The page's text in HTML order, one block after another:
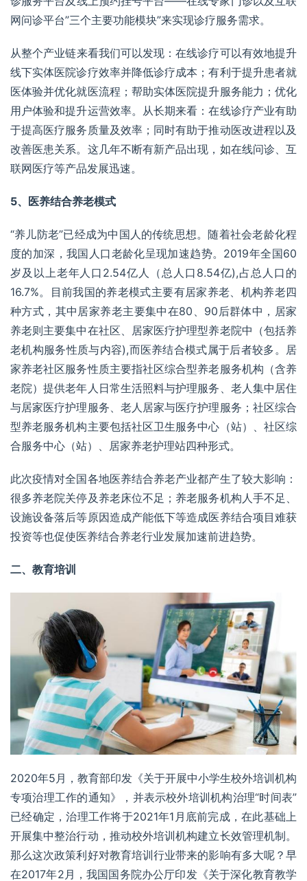
网问诊平台”三个主要功能模块”来实现诊疗服务需求。
从整个产业链来看我们可以发现：在线诊疗可以有效地提升
线下实体医院诊疗效率并降低诊疗成本；有利于提升患者就
医体验并优化就医流程；帮助实体医院提升服务能力；优化
用户体验和提升运营效率。从长期来看：在线诊疗产业有助
于提高医疗服务质量及效率；同时有助于推动医改进程以及
改善医患关系。这几年不断有新产品出现，如在线问诊、互
联网医疗等产品发展迅速。
5、医养结合养老模式
“养儿防老”已经成为中国人的传统思想。随着社会老龄化程
度的加深，我国人口老龄化呈现加速趋势。2019年全国60
岁及以上老年人口2.54亿人（总人口8.54亿),占总人口的
16.7%。目前我国的养老模式主要有居家养老、机构养老四
种方式，其中居家养老主要集中在80、90后群体中，居家
养老则主要集中在社区、居家医疗护理型养老院中（包括养
老机构服务性质与内容),而医养结合模式属于后者较多。居
家养老社区服务性质主要指社区综合型养老服务机构（含养
老院）提供老年人日常生活照料与护理服务、老人集中居住
与居家医疗护理服务、老人居家与医疗护理服务；社区综合
型养老服务机构主要包括社区卫生服务中心（站）、社区综
合服务中心（站）、居家养老护理站四种形式。
此次疫情对全国各地医养结合养老产业都产生了较大影响：
很多养老院关停及养老床位不足；养老服务机构人手不足、
设施设备落后等原因造成产能低下等造成医养结合项目难获
投资等也促使医养结合养老行业发展加速前进趋势。
二、教育培训
2020年5月，教育部印发《关于开展中小学生校外培训机构
专项治理工作的通知》，并表示校外培训机构治理“时间表”
已经确定，治理工作将于2021年1月底前完成，在此基础上
开展集中整治行动，推动校外培训机构建立长效管理机制。
那么这次政策利好对教育培训行业带来的影响有多大呢？早
在2017年2月，我国国务院办公厅印发《关于深化教育教学